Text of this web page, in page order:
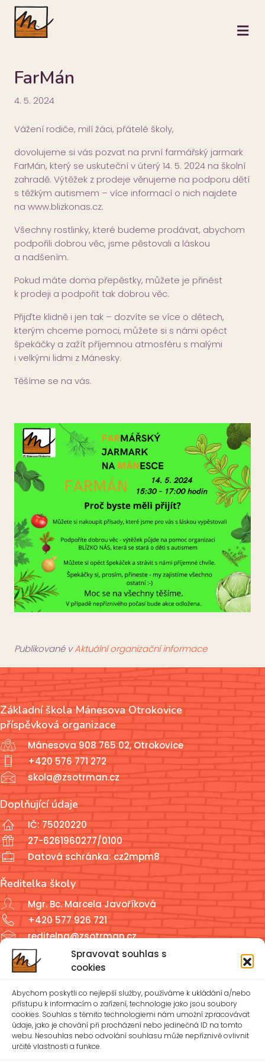
Spravovat souhlas s
cookies
Abychom poskytli co nejlepší služby, používáme k ukládání a/nebo
přístupu k informacím o zařízení, technologie jako jsou soubory
cookies. Souhlas s těmito technologiemi nám umožní zpracovávat
údaje, jako je chování při procházení nebo jedinečná ID na tomto
webu. Nesouhlas nebo odvolání souhlasu může nepříznivě ovlivnit
určité vlastnosti a funkce.
FarMán
4. 5. 2024
Vážení rodiče, milí žáci, přátelé školy,
dovolujeme si vás pozvat na první farmářský jarmark
FarMán, který se uskuteční v úterý 14. 5. 2024 na školní
zahradě. Výtěžek z prodeje věnujeme na podporu dětí
s těžkým autismem – více informací o nich najdete
na www.blizkonas.cz.
Všechny rostlinky, které budeme prodávat, abychom
podpořili dobrou věc, jsme pěstovali a láskou
a nadšením.
Pokud máte doma přepěstky, můžete je přinést
k prodeji a podpořit tak dobrou věc.
Přijďte klidně i jen tak – dozvíte se více o dětech,
kterým chceme pomoci, můžete si s námi opéct
špekáčky a zažít příjemnou atmosféru s malými
i velkými lidmi z Mánesky.
Těšíme se na vás.
Publikované vAktuální organizační informace
Základní škola Mánesova Otrokovice
příspěvková organizace
Mánesova 908 765 02, Otrokovice
+420 576 771 272
skola@zsotrman.cz
Doplňující údaje
IČ: 75020220
27-6261960277/0100
Datová schránka: cz2mpm8
Ředitelka školy
Mgr. Bc. Marcela Javoříková
+420 577 926 721
reditelna@zsotrman.cz
Školní jídelna a školní družina
ŠD: +420 577 926 720
reditelna@zsotrman.cz
Zásady cookies (EU)